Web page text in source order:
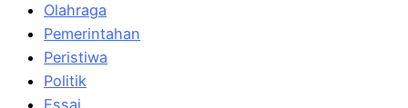
Olahraga
Pemerintahan
Peristiwa
Politik
Essai